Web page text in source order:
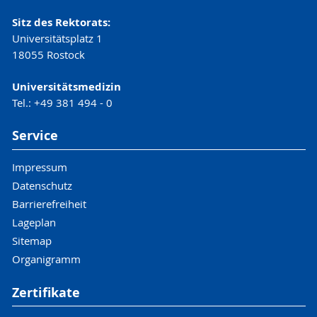
Sitz des Rektorats:
Universitätsplatz 1
18055 Rostock
Universitätsmedizin
Tel.: +49 381 494 - 0
Service
Impressum
Datenschutz
Barrierefreiheit
Lageplan
Sitemap
Organigramm
Zertifikate